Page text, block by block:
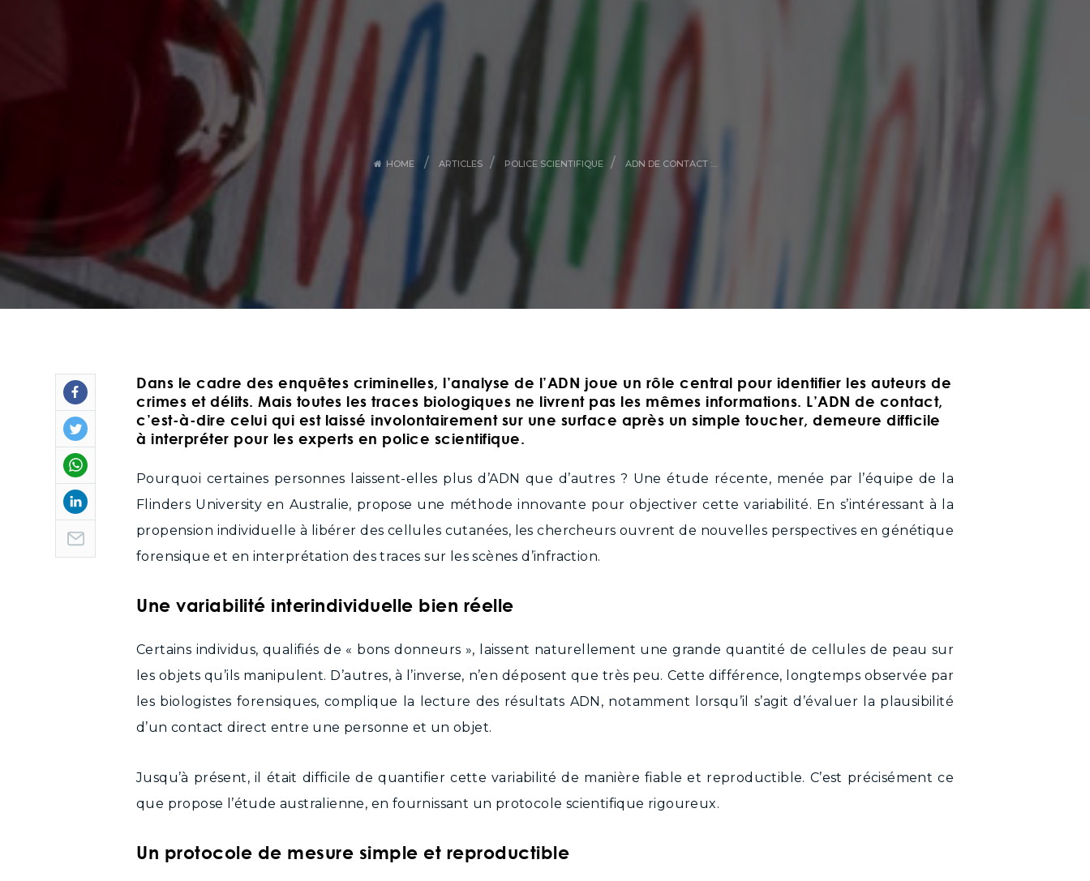
HOME / ARTICLES / POLICE SCIENTIFIQUE / ADN DE CONTACT :...
Dans le cadre des enquêtes criminelles, l’analyse de l’ADN joue un rôle central pour identifier les auteurs de
crimes et délits. Mais toutes les traces biologiques ne livrent pas les mêmes informations. L’ADN de contact,
c’est-à-dire celui qui est laissé involontairement sur une surface après un simple toucher, demeure difficile
à interpréter pour les experts en police scientifique.
Pourquoi certaines personnes laissent-elles plus d’ADN que d’autres ? Une étude récente, menée par l’équipe de la
Flinders University en Australie, propose une méthode innovante pour objectiver cette variabilité. En s’intéressant à la
propension individuelle à libérer des cellules cutanées, les chercheurs ouvrent de nouvelles perspectives en génétique
forensique et en interprétation des traces sur les scènes d’infraction.
Une variabilité interindividuelle bien réelle
Certains individus, qualifiés de « bons donneurs », laissent naturellement une grande quantité de cellules de peau sur
les objets qu’ils manipulent. D’autres, à l’inverse, n’en déposent que très peu. Cette différence, longtemps observée par
les biologistes forensiques, complique la lecture des résultats ADN, notamment lorsqu’il s’agit d’évaluer la plausibilité
d’un contact direct entre une personne et un objet.
Jusqu’à présent, il était difficile de quantifier cette variabilité de manière fiable et reproductible. C’est précisément ce
que propose l’étude australienne, en fournissant un protocole scientifique rigoureux.
Un protocole de mesure simple et reproductible